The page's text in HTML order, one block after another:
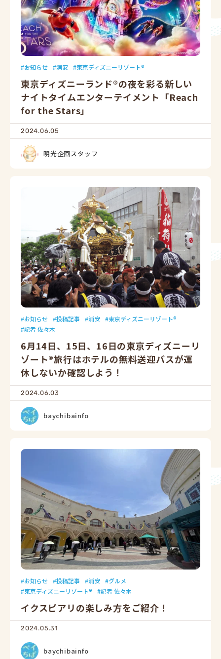
お知らせ 浦安 東京ディズニーリゾート®
東京ディズニーランド®の夜を彩る新しい
ナイトタイムエンターテイメント「Reach
for the Stars」
2024.06.05
明光企画スタッフ
お知らせ 投稿記事 浦安
東京ディズニーリゾート®
記者 佐々木
6月14日、15日、16日の東京ディズニーリ
ゾート®旅行はホテルの無料送迎バスが運
休しないか確認しよう！
2024.06.03
baychibainfo
お知らせ 投稿記事 浦安
グルメ
東京ディズニーリゾート®
記者 佐々木
イクスピアリの楽しみ方をご紹介！
2024.05.31
baychibainfo